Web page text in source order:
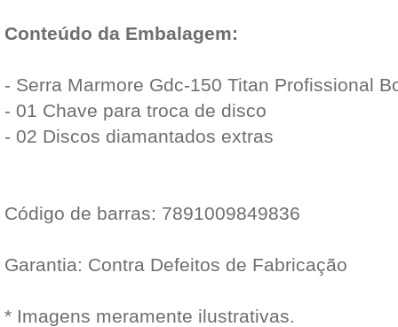
Conteúdo da Embalagem:
- Serra Marmore Gdc-150 Titan Profissional
- 01 Chave para troca de disco
- 02 Discos diamantados extras
Código de barras: 7891009849836
Garantia: Contra Defeitos de Fabricação
* Imagens meramente ilustrativas.